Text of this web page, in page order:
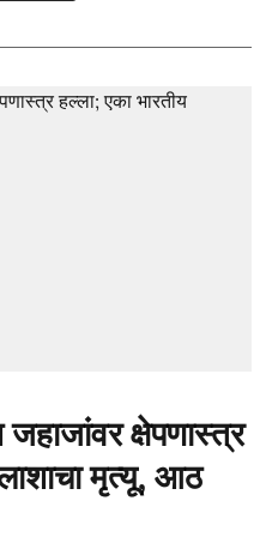
क्षेपणास्त्र
मृत्यू, आठ